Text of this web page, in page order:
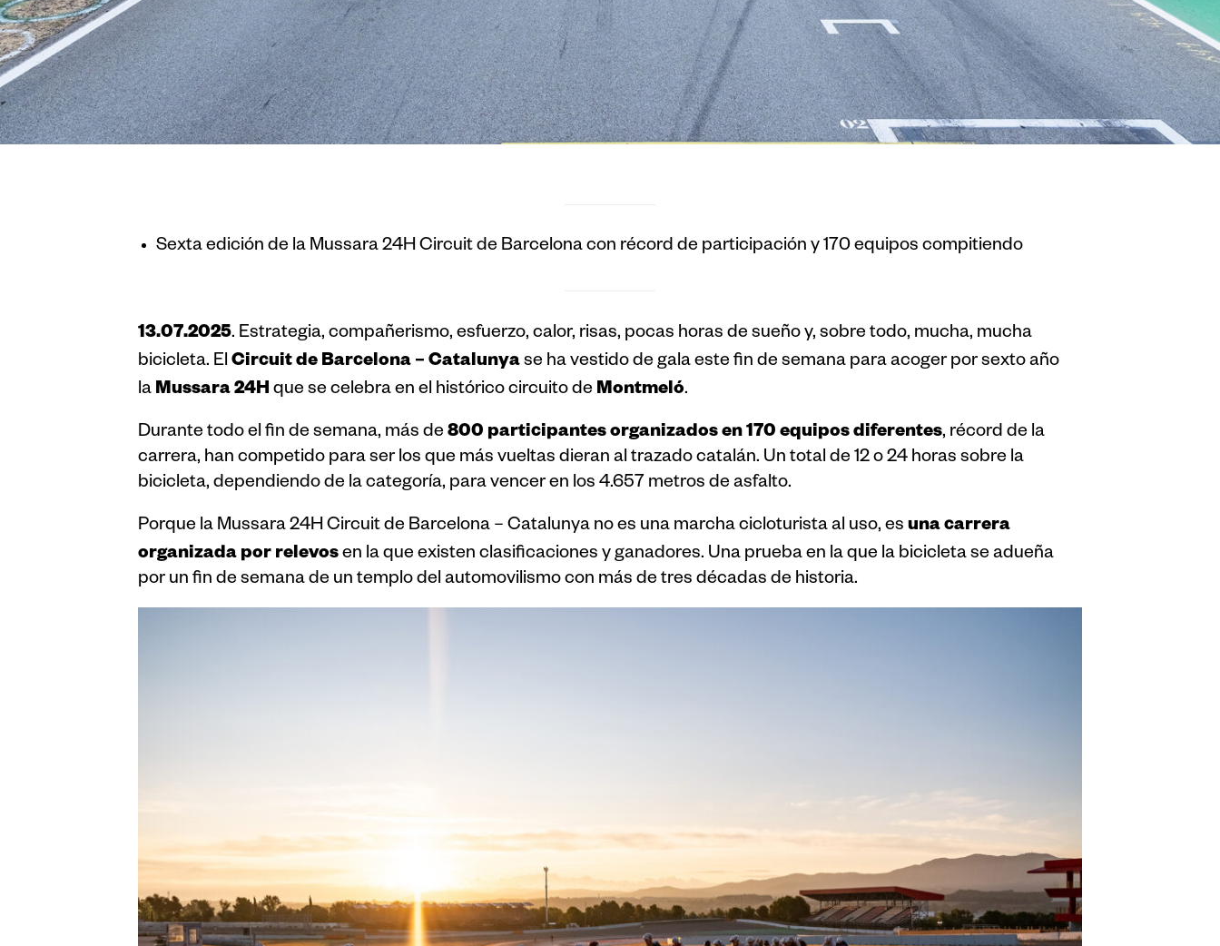
Sexta edición de la Mussara 24H Circuit de Barcelona con récord de participación y 170 equipos compitiendo
13.07.2025. Estrategia, compañerismo, esfuerzo, calor, risas, pocas horas de sueño y, sobre todo, mucha, mucha
bicicleta. El Circuit de Barcelona – Catalunyase ha vestido de gala este fin de semana para acoger por sexto año
la Mussara 24H que se celebra en el histórico circuito de Montmeló.
Durante todo el fin de semana, más de 800 participantes organizados en 170 equipos diferentes, récord de la
carrera, han competido para ser los que más vueltas dieran al trazado catalán. Un total de 12 o 24 horas sobre la
bicicleta, dependiendo de la categoría, para vencer en los 4.657 metros de asfalto.
Porque la Mussara 24H Circuit de Barcelona – Catalunya no es una marcha cicloturista al uso, es una carrera
organizada por relevosen la que existen clasificaciones y ganadores. Una prueba en la que la bicicleta se adueña
por un fin de semana de un templo del automovilismo con más de tres décadas de historia.